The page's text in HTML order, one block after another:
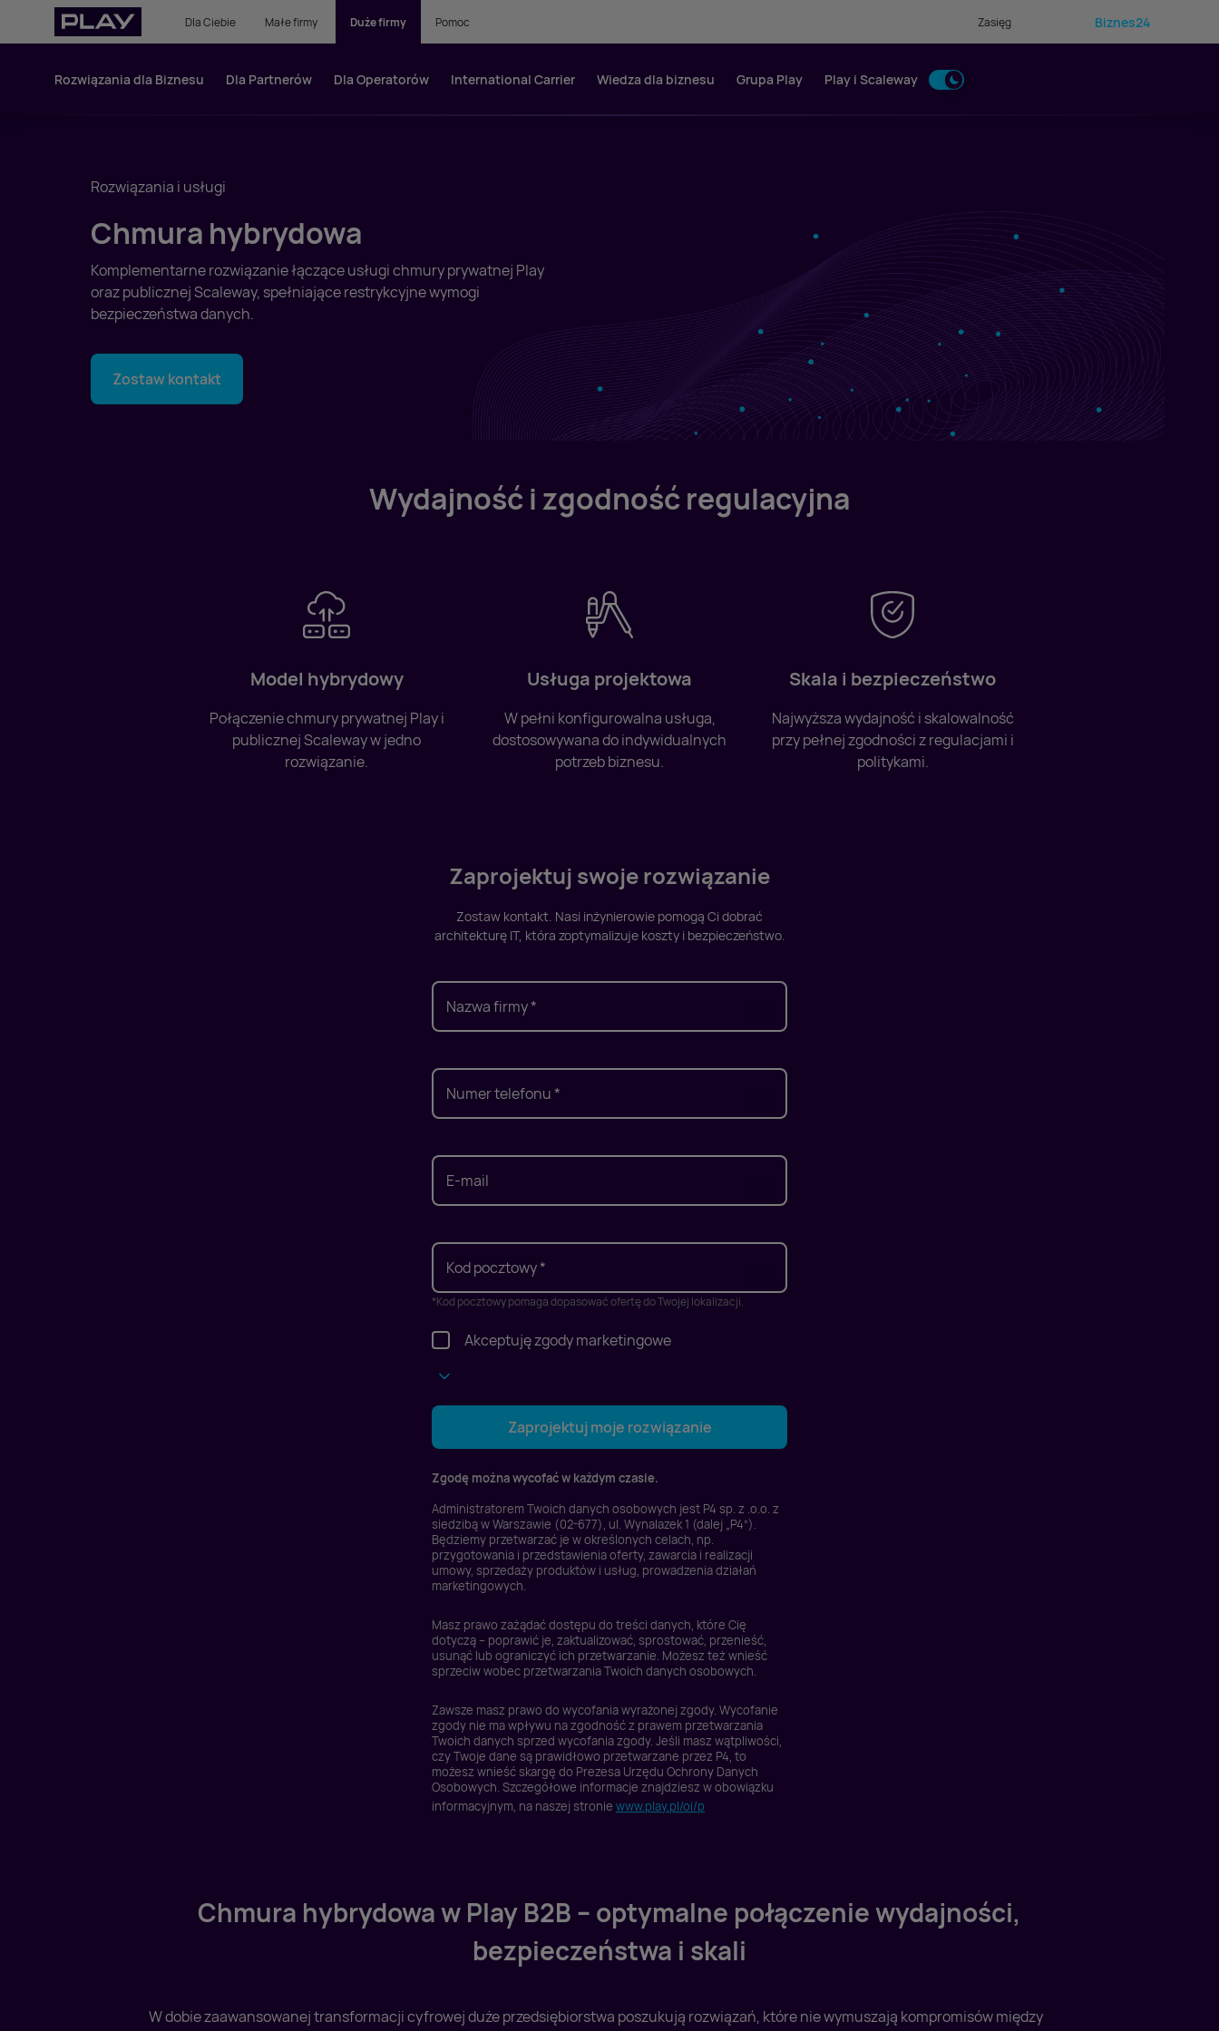
Dla Ciebie Małe firmy Duże firmy Pomoc Zasięg Biznes24
Rozwiązania dla Biznesu Dla Partnerów Dla Operatorów International Carrier Wiedza dla biznesu Grupa Play Play i Scaleway
Rozwiązania i usługi
Chmura hybrydowa
Komplementarne rozwiązanie łączące usługi chmury prywatnej Play
oraz publicznej Scaleway, spełniające restrykcyjne wymogi
bezpieczeństwa danych.
Zostaw kontakt
Wydajność i zgodność regulacyjna
Model hybrydowy
Połączenie chmury prywatnej Play i
publicznej Scaleway w jedno
rozwiązanie.
Usługa projektowa
W pełni konfigurowalna usługa,
dostosowywana do indywidualnych
potrzeb biznesu.
Skala i bezpieczeństwo
Najwyższa wydajność i skalowalność
przy pełnej zgodności z regulacjami i
politykami.
Zaprojektuj swoje rozwiązanie
Zostaw kontakt. Nasi inżynierowie pomogą Ci dobrać
architekturę IT, która zoptymalizuje koszty i bezpieczeństwo.
Nazwa firmy *
Numer telefonu *
E-mail
Kod pocztowy *
*Kod pocztowy pomaga dopasować ofertę do Twojej lokalizacji.
Akceptuję zgody marketingowe
Wyrażam zgodę na prowadzenie przez P4 Sp.z
o.o. lub na jej zlecenie działań
marketingowych drogą telefoniczną na
przekazany przeze mnie numer telefonu.
Wyrażam zgodę na prowadzenie marketingu
bezpośredniego dotyczącego P4 Sp. z o.o. za
pomocą środków komunikacji elektronicznej
przy użyciu telekomunikacyjnych urządzeń
wywołujących.
Zaprojektuj moje rozwiązanie
Zgodę można wycofać w każdym czasie.
Administratorem Twoich danych osobowych jest P4 sp. z .o.o. z
siedzibą w Warszawie (02-677), ul. Wynalazek 1 (dalej „P4”).
Będziemy przetwarzać je w określonych celach, np.
przygotowania i przedstawienia oferty, zawarcia i realizacji
umowy, sprzedaży produktów i usług, prowadzenia działań
marketingowych.
Masz prawo zażądać dostępu do treści danych, które Cię
dotyczą – poprawić je, zaktualizować, sprostować, przenieść,
usunąć lub ograniczyć ich przetwarzanie. Możesz też wnieść
sprzeciw wobec przetwarzania Twoich danych osobowych.
Zawsze masz prawo do wycofania wyrażonej zgody. Wycofanie
zgody nie ma wpływu na zgodność z prawem przetwarzania
Twoich danych sprzed wycofania zgody. Jeśli masz wątpliwości,
czy Twoje dane są prawidłowo przetwarzane przez P4, to
możesz wnieść skargę do Prezesa Urzędu Ochrony Danych
Osobowych. Szczegółowe informacje znajdziesz w obowiązku
informacyjnym, na naszej stronie www.play.pl/oi/p
Chmura hybrydowa w Play B2B – optymalne połączenie wydajności,
bezpieczeństwa i skali
W dobie zaawansowanej transformacji cyfrowej duże przedsiębiorstwa poszukują rozwiązań, które nie wymuszają kompromisów między